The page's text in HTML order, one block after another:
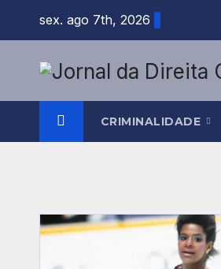
content
sex. ago 7th, 2026
CRIMINALIDADE